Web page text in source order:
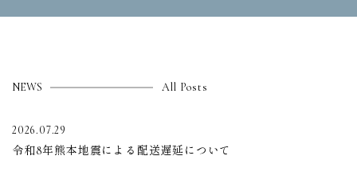
NEWS All Posts
2026.07.29
令和8年熊本地震による配送遅延について